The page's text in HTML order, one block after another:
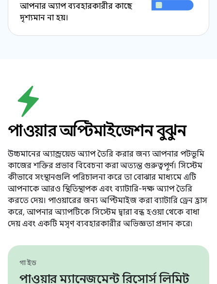
আপনার অ্যাপ ব্যবহারকারীর কাছে
দৃশ্যমান না হয়।
পাওয়ার অপ্টিমাইজেশন বুঝুন
উচ্চমানের অ্যান্ড্রয়েড অ্যাপ তৈরি করার জন্য আপনার পটভূমি
কাজের শক্তির প্রভাব বিবেচনা করা অত্যন্ত গুরুত্বপূর্ণ। সিস্টেম
কীভাবে সংস্থানগুলি পরিচালনা করে তা বোঝার মাধ্যমে এটি
আপনাকে আরও স্থিতিস্থাপক এবং ব্যাটারি-দক্ষ অ্যাপ তৈরি
করতে দেয়। পাওয়ারের জন্য অপ্টিমাইজ করা ব্যাটারি ড্রেন হ্রাস
করে, আপনার অ্যাপটিকে সিস্টেম দ্বারা বন্ধ হওয়া থেকে বাধা
দেয় এবং একটি মসৃণ ব্যবহারকারীর অভিজ্ঞতা প্রদান করে৷
গাইড
পাওয়ার ম্যানেজমেন্ট রিসোর্স লিমিট